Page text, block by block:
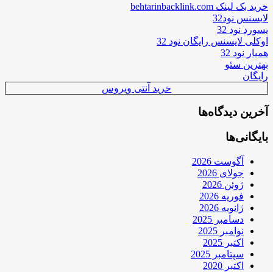
خرید بک لینک behtarinbacklink.com
لایسنس نود32
پسورد نود 32
اوکلی لایسنس رایگان نود 32
همیار نود 32
بهترین سئو
رایگان
خرید آنتی ویروس
آخرین دیدگاه‌ها
بایگانی‌ها
آگوست 2026
جولای 2026
ژوئن 2026
فوریه 2026
ژانویه 2026
دسامبر 2025
نوامبر 2025
اکتبر 2025
سپتامبر 2025
اکتبر 2020